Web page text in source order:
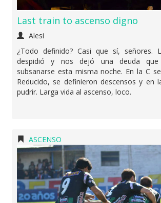
Last train to ascenso digno
Alesi
¿Todo definido? Casi que sí, señores.
despidió y nos dejó una deuda que
subsanarse esta misma noche. En la C
Reducido, se definieron descensos y en
pudrir. Larga vida al ascenso, loco.
ASCENSO